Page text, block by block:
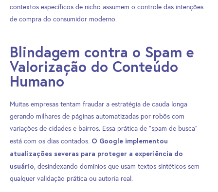
contextos específicos de nicho assumem o controle das intenções
de compra do consumidor moderno.
Blindagem contra o Spam e
Valorização do Conteúdo
Humano
Muitas empresas tentam fraudar a estratégia de cauda longa
gerando milhares de páginas automatizadas por robôs com
variações de cidades e bairros. Essa prática de “spam de busca”
está com os dias contados. O Google implementou
atualizações severas para proteger a experiência do
usuário, desindexando domínios que usam textos sintéticos sem
qualquer validação prática ou autoria real.